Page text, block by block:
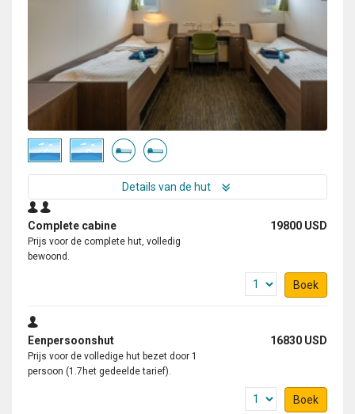
Details van de hut
Complete cabine 19800 USD
Prijs voor de complete hut, volledig
bewoond.
Boek
Eenpersoonshut 16830 USD
Prijs voor de volledige hut bezet door 1
persoon (1.7het gedeelde tarief).
Boek